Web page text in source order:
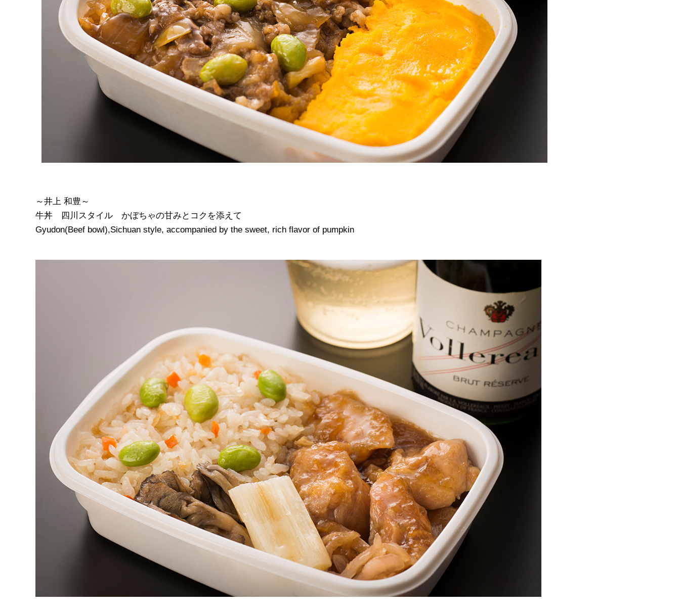
～井上 和豊～
牛丼 四川スタイル かぼちゃの甘みとコクを添えて
Gyudon(Beef bowl),Sichuan style, accompanied by the sweet, rich flavor of pumpkin